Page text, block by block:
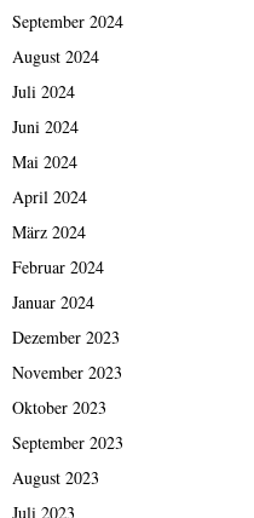
September 2024
August 2024
Juli 2024
Juni 2024
Mai 2024
April 2024
März 2024
Februar 2024
Januar 2024
Dezember 2023
November 2023
Oktober 2023
September 2023
August 2023
Juli 2023